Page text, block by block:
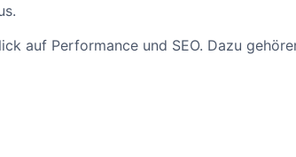
auf Performance und SEO. Dazu